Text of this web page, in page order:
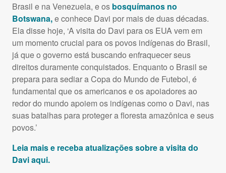
Brasil e na Venezuela, e os bosquímanos no
Botswana,e conhece Davi por mais de duas décadas.
Ela disse hoje, ‘A visita do Davi para os EUAvem em
um momento crucial para os povos indígenas do Brasil,
já que o governo está buscando enfraquecer seus
direitos duramente conquistados. Enquanto o Brasil se
prepara para sediar a Copa do Mundo de Futebol, é
fundamental que os americanos e os apoiadores ao
redor do mundo apoiem os indígenas como o Davi, nas
suas batalhas para proteger a floresta amazônica e seus
povos.’
Leia mais e receba atualizações sobre a visita do
Davi aqui.